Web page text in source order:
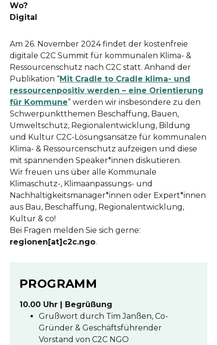
Wo?
Digital
Am 26. November 2024 findet der kostenfreie
digitale C2C Summit für kommunalen Klima- &
Ressourcenschutz nach C2C statt. Anhand der
Publikation “Mit Cradle to Cradle klima- und
ressourcenpositiv werden – eine Orientierung
für Kommune” werden wir insbesondere zu den
Schwerpunktthemen Beschaffung, Bauen,
Umweltschutz, Regionalentwicklung, Bildung
und Kultur C2C-Lösungsansätze für kommunalen
Klima- & Ressourcenschutz aufzeigen und diese
mit spannenden Speaker*innen diskutieren.
Wir freuen uns über alle Kommunale
Klimaschutz-, Klimaanpassungs- und
Nachhaltigkeitsmanager*innen oder Expert*innen
aus Bau, Beschaffung, Regionalentwicklung,
Kultur & co!
Bei Fragen melden Sie sich gerne:
regionen[at]c2c.ngo.
PROGRAMM
10.00 Uhr | Begrüßung
Grußwort durch Tim Janßen, Co-
Gründer & Geschäftsführender
Vorstand von C2C NGO